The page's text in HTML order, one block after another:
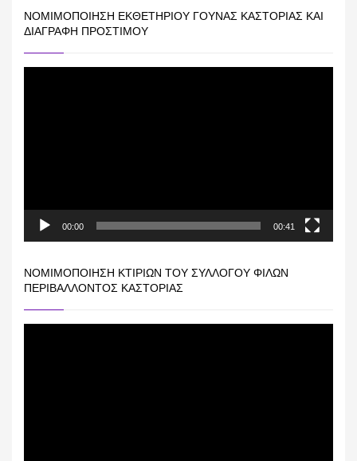
ΝΟΜΙΜΟΠΟΊΗΣΗ ΕΚΘΕΤΗΡΊΟΥ ΓΟΎΝΑΣ ΚΑΣΤΟΡΙΆΣ ΚΑΙ
ΔΙΑΓΡΑΦΉ ΠΡΟΣΤΊΜΟΥ
00:00 00:41
ΝΟΜΙΜΟΠΟΊΗΣΗ ΚΤΙΡΊΩΝ ΤΟΥ ΣΥΛΛΌΓΟΥ ΦΊΛΩΝ
ΠΕΡΙΒΆΛΛΟΝΤΟΣ ΚΑΣΤΟΡΙΆΣ